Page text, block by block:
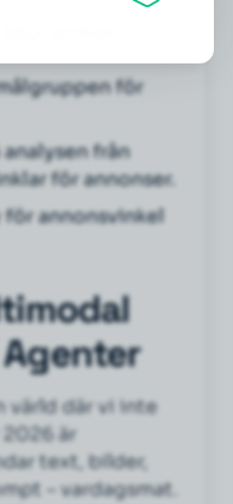
för
från
för annonser.
annonsvinkel
värld där vi inte
är
text, bilder,
– vardagsmat.